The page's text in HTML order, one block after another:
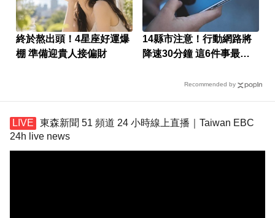
終於熬出頭！4星座好運爆
棚 準備迎貴人接偏財
14縣市注意！行動網路將
降速30分鐘 這6件事最好
Recommended by
東森新聞 51 頻道 24 小時線上直播｜Taiwan EBC
24h live news